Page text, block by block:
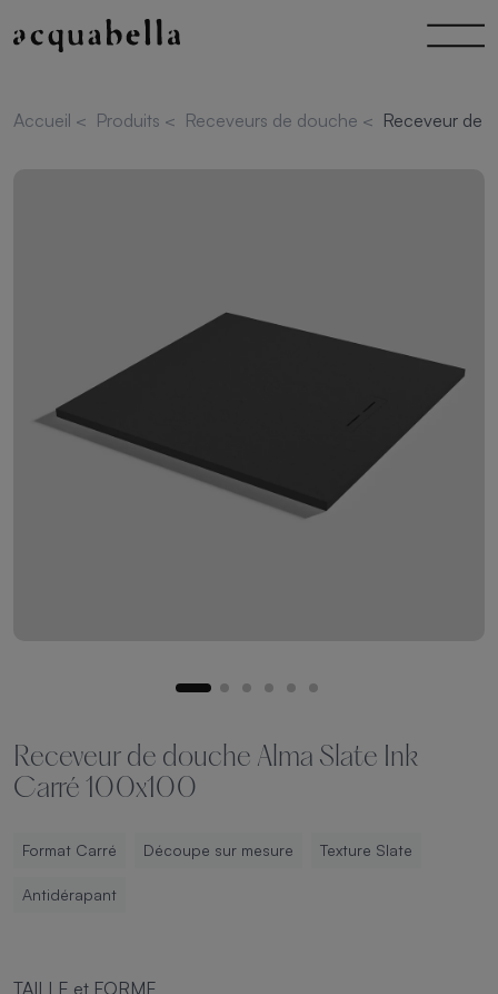
Accueil < Produits < Receveurs de douche < Receveur de
Receveur de douche Alma Slate Ink
Carré 100x100
Format Carré Découpe sur mesure Texture Slate
Antidérapant
TAILLE et FORME